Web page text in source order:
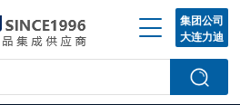
集团公司
大连力迪